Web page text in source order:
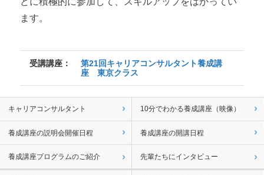
ます。
受講講座：
第21回キャリアコンサルタント養成講
座 東京クラス
キャリアコンサルタント 10分でわかる養成講座（映像）
養成講座の説明会開催日程 養成講座の開講日程
養成講座プログラムのご紹介 先輩たちにインタビュー